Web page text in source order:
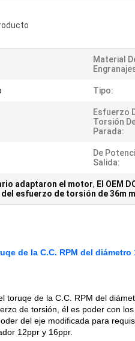
Material
Tipo:
Esfuerzo
Torsión
Parada:
De
Salida:
adaptaron el motor, El OEM
esfuerzo de torsión de 36m m
de la C.C. RPM del diámetro
toruqe de la C.C. RPM del
de torsión, él es poder con
del eje modificada para
12ppr y 16ppr.